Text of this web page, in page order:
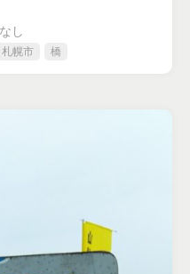
し
札幌市 橋